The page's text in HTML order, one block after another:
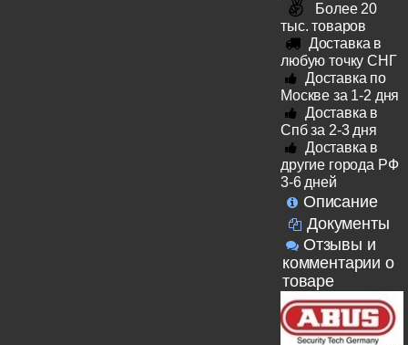
Более 20
тыс. товаров
Доставка в
любую точку СНГ
Доставка по
Москве за 1-2 дня
Доставка в
Спб за 2-3 дня
Доставка в
другие города РФ
3-6 дней
Описание
Документы
Отзывы и
комментарии о
товаре